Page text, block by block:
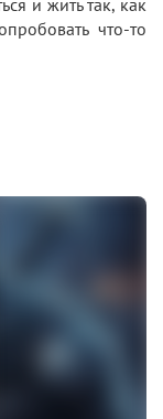
и жить так, как
что-то